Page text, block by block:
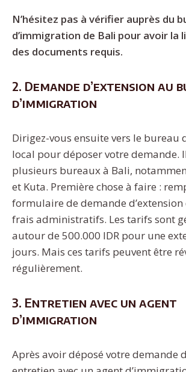
N’hésitez pas à vérifier auprès du
d’immigration de Bali pour avoir la
des documents requis.
2. Demande d’extension au
d’immigration
Dirigez-vous ensuite vers le bureau
local pour déposer votre demande.
plusieurs bureaux à Bali,
et Kuta. Première chose à faire :
formulaire de demande
frais administratifs. Les tarifs sont
autour de 500.000 IDR pour une
jours. Mais ces tarifs peuvent être
régulièrement.
3. Entretien avec un agent
d’immigration
Après avoir déposé votre demande